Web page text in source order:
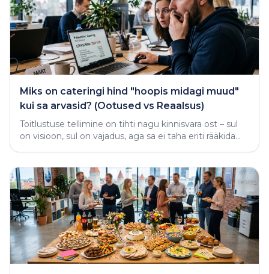
Miks on cateringi hind "hoopis midagi muud"
kui sa arvasid? (Ootused vs Reaalsus)
Toitlustuse tellimine on tihti nagu kinnisvara ost – sul
on visioon, sul on vajadus, aga sa ei taha eriti rääkida